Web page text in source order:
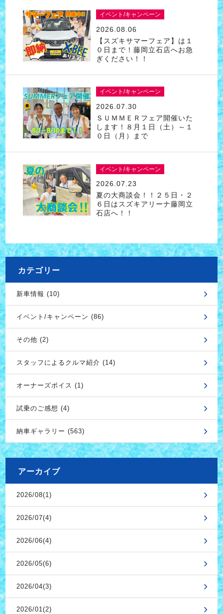
イベント/キャンペーン
2026.08.06
【スズキサマーフェア】は１
０日まで！藤岡立石店へお急
ぎください！！
イベント/キャンペーン
2026.07.30
ＳＵＭＭＥＲフェア開催いた
します！８月１日（土）～１
０日（月）まで
イベント/キャンペーン
2026.07.23
夏の大商談会！！２５日・２
６日はスズキアリーナ藤岡立
石店へ！！
カテゴリー
新車情報 (10)
イベント/キャンペーン (86)
その他 (2)
スタッフによるクルマ紹介 (14)
オーナーズボイス (1)
試乗のご感想 (4)
納車ギャラリー (563)
アーカイブ
2026/08(1)
2026/07(4)
2026/06(4)
2026/05(6)
2026/04(3)
2026/01(2)